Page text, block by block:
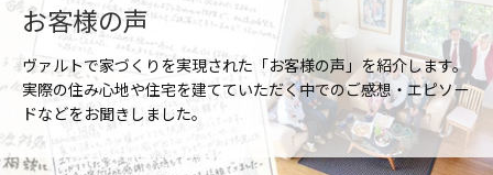
お客様の声
ヴァルトで家づくりを実現された「お客様の声」を紹介します。
実際の住み心地や住宅を建てていただく中でのご感想・エピソー
ドなどをお聞きしました。